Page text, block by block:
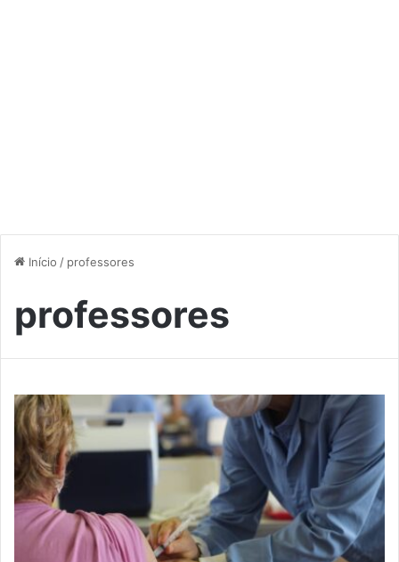
Início / professores
professores